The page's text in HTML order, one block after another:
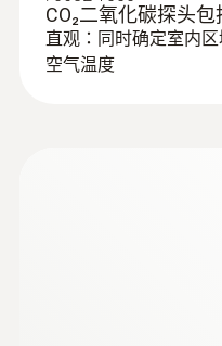
CO₂二氧化碳探头
直观：同时确定室内
空气温度